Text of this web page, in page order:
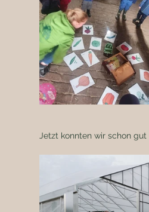
Jetzt konnten wir schon